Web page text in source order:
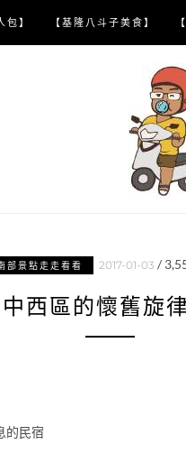
包】 【基隆八斗子美食】
部景點走走看看 2017-01-03 /
中西區的懷舊旋
的民宿